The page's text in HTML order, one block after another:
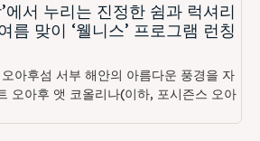
에서 누리는 진정한 쉼과 럭셔리
름 맞이 ‘웰니스’ 프로그램 런칭
아후섬 서부 해안의 아름다운 풍경을 자
오아후 앳 코올리나(이하, 포시즌스 오아